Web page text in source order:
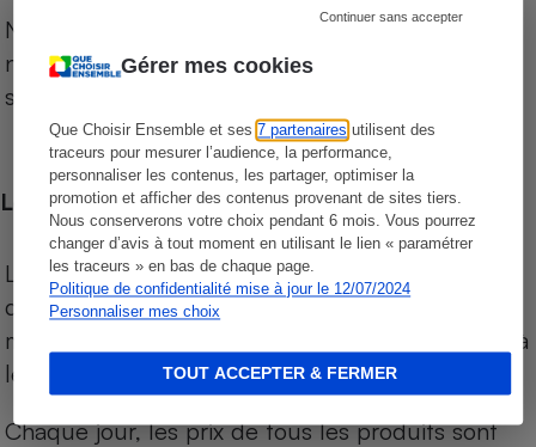
Gérer mes cookies
Que Choisir Ensemble et ses7 partenaires utilisent des
traceurs pour mesurer l’audience, la performance,
personnaliser les contenus, les partager, optimiser la
promotion et afficher des contenus provenant de sites tiers.
Nous conserverons votre choix pendant 6 mois. Vous pourrez
changer d’avis à tout moment en utilisant le lien « paramétrer
les traceurs » en bas de chaque page.
Politique de confidentialité mise à jour le 12/07/2024
Personnaliser mes choix
Continuer sans accepter
TOUT ACCEPTER & FERMER
Notre comparateur de supermarchés propose le
niveau de prix des supermarchés, géolocalisés
sur le territoire français.
Les comparaisons de prix
Les comparaisons sont réalisées sur l’ensemble
des produits des magasins. Les produits de
marques de distributeurs (MDD) sont comparés à
leurs équivalents chez leurs concurrents.
Chaque jour, les prix de tous les produits sont